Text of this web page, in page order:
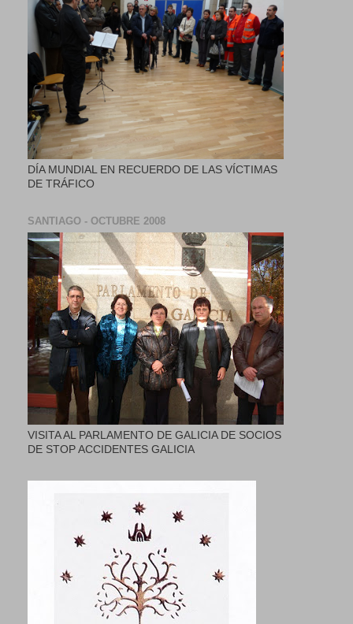
DÍA MUNDIAL EN RECUERDO DE LAS VÍCTIMAS
DE TRÁFICO
SANTIAGO - OCTUBRE 2008
VISITA AL PARLAMENTO DE GALICIA DE SOCIOS
DE STOP ACCIDENTES GALICIA